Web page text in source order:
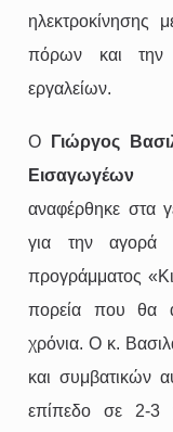
ηλεκτροκίνησης
πόρων και την
εργαλείων.
Ο
Γιώργος
Εισαγωγέων
αναφέρθηκε στα
για την αγορά
προγράμματος
πορεία που θα
χρόνια. Ο κ.
και συμβατικών
επίπεδο σε 2-3